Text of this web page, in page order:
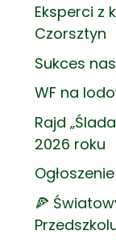
Eksperci z
Czorsztyn
Sukces
WF na
Rajd
2026 roku
🍕